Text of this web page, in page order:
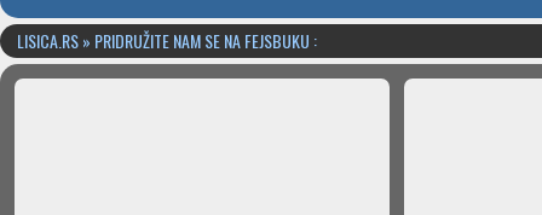
LISICA.RS » PRIDRUŽITE NAM SE NA FEJSBUKU :